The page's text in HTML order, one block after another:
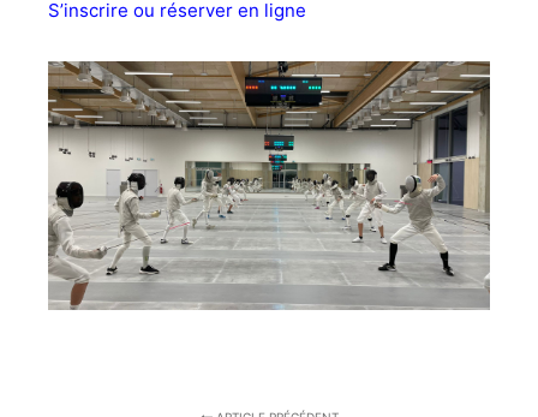
S’inscrire ou réserver en ligne